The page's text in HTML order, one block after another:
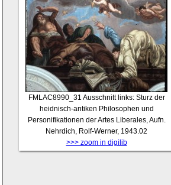
FMLAC8990_31 Ausschnitt links: Sturz der
heidnisch-antiken Philosophen und
Personifikationen der Artes Liberales, Aufn.
Nehrdich, Rolf-Werner, 1943.02
>>> zoom in digilib